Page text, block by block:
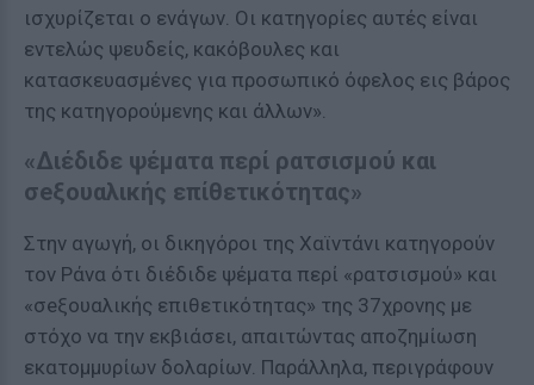
ισχυρίζεται ο ενάγων. Οι κατηγορίες αυτές είναι
εντελώς ψευδείς, κακόβουλες και
κατασκευασμένες για προσωπικό όφελος εις βάρος
της κατηγορούμενης και άλλων».
«Διέδιδε ψέματα περί ρατσισμού και
σeξουαλικής επίθετικότητας»
Στην αγωγή, οι δικηγόροι της Χαϊντάνι κατηγορούν
τον Ράνα ότι διέδιδε ψέματα περί «ρατσισμού» και
«σeξουαλικής επιθετικότητας» της 37χρονης με
στόχο να την εκβιάσει, απαιτώντας αποζημίωση
εκατομμυρίων δολαρίων. Παράλληλα, περιγράφουν